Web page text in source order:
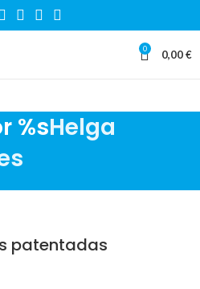
0 0,00€
%sHelga
patentadas